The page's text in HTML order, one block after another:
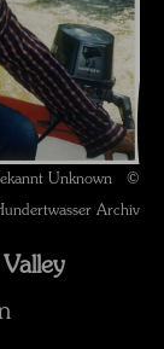
Unknown ©
Archiv